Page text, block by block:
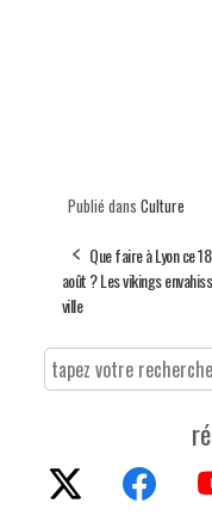
Publié dans Culture
Que faire à Lyon ce
août ? Les vikings
ville